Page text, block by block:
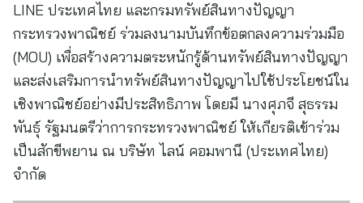
LINE ประเทศไทย และกรมทรัพย์สินทางปัญญา
กระทรวงพาณิชย์ ร่วมลงนามบันทึกข้อตกลงความร่วมมือ
(MOU) เพื่อสร้างความตระหนักรู้ด้านทรัพย์สินทางปัญญา
และส่งเสริมการนำทรัพย์สินทางปัญญาไปใช้ประโยชน์ใน
เชิงพาณิชย์อย่างมีประสิทธิภาพ โดยมี นางศุภจี สุธรรม
พันธุ์ รัฐมนตรีว่าการกระทรวงพาณิชย์ ให้เกียรติเข้าร่วม
เป็นสักขีพยาน ณ บริษัท ไลน์ คอมพานี (ประเทศไทย)
จำกัด